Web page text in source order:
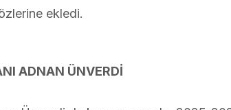
ekledi.
ADNAN ÜNVERDİ